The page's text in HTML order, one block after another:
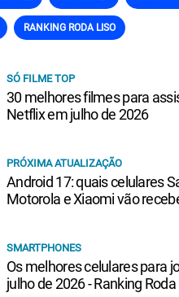
RANKING RODA LISO
SÓ FILME TOP
30 melhores filmes para
Netflix em julho de 2026
PRÓXIMA ATUALIZAÇÃO
Android 17: quais celulares
Motorola e Xiaomi vão
SMARTPHONES
Os melhores celulares para
julho de 2026 - Ranking